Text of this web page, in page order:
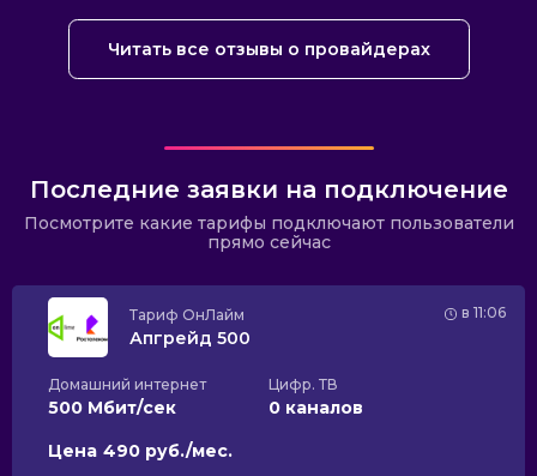
Читать все отзывы о провайдерах
Последние заявки на подключение
Посмотрите какие тарифы подключают пользователи
прямо сейчас
в 11:06
Тариф ОнЛайм
Апгрейд 500
Домашний интернет
500 Мбит/сек
Цифр. ТВ
0 каналов
Цена 490 руб./мес.